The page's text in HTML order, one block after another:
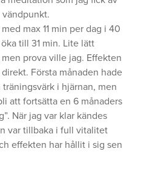
max 11 min per dag i 40
till 31 min. Lite lätt
prova ville jag. Effekten
Första månaden hade
i hjärnan, men
att fortsätta en 6 månaders
När jag var klar kändes
var tillbaka i full vitalitet
effekten har hållit i sig sen